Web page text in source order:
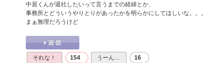
中居くんが退社したいって言うまでの経緯とか、
事務所とどういうやりとりがあったかを明らかにしてほしいな。。。
まぁ無理だろうけど
それな！ 154 うーん… 16